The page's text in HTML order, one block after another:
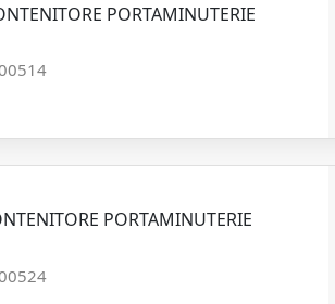
PORTAMINUTERIE
PORTAMINUTERIE